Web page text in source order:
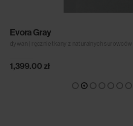
Evora Gray
dywan | ręcznie tkany z naturalnych surowców
1,399.00 zł